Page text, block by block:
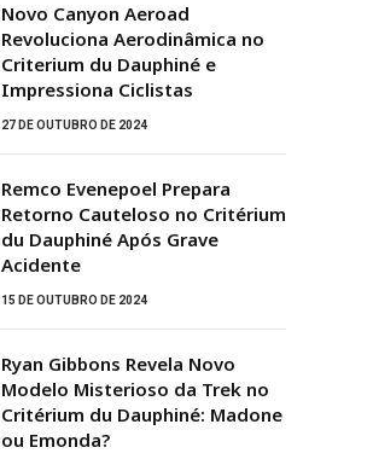
Novo Canyon Aeroad
Revoluciona Aerodinâmica no
Criterium du Dauphiné e
Impressiona Ciclistas
27 DE OUTUBRO DE 2024
Remco Evenepoel Prepara
Retorno Cauteloso no Critérium
du Dauphiné Após Grave
Acidente
15 DE OUTUBRO DE 2024
Ryan Gibbons Revela Novo
Modelo Misterioso da Trek no
Critérium du Dauphiné: Madone
ou Emonda?